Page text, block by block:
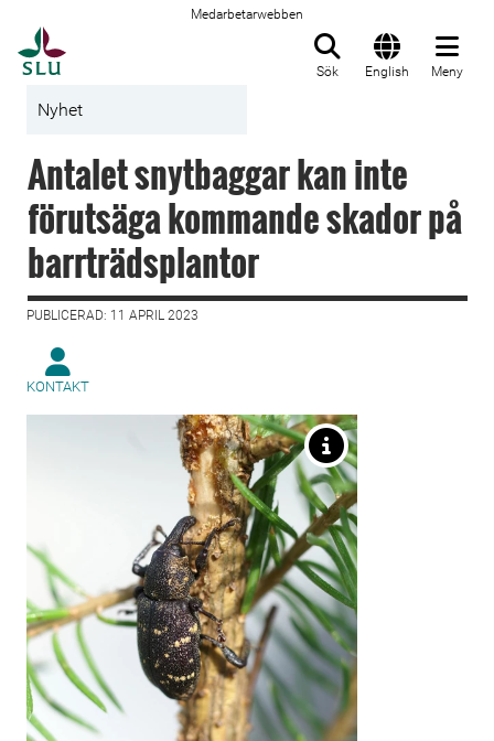
Medarbetarwebben
Sök English Meny
Nyhet
Antalet snytbaggar kan inte
förutsäga kommande skador på
barrträdsplantor
PUBLICERAD: 11 APRIL 2023
KONTAKT